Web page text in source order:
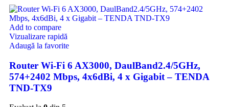
Add to compare
Vizualizare rapidă
Adaugă la favorite
Router Wi-Fi 6 AX3000, DaulBand2.4/5GHz,
574+2402 Mbps, 4x6dBi, 4 x Gigabit – TENDA
TND-TX9